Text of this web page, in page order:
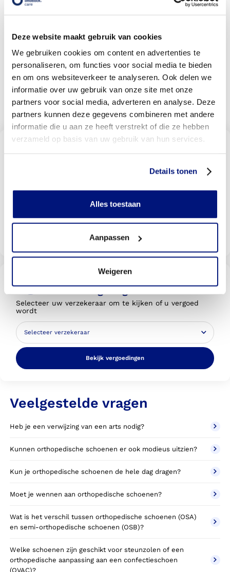
Deze website maakt gebruik van cookies
We gebruiken cookies om content en advertenties te
personaliseren, om functies voor social media te bieden
en om ons websiteverkeer te analyseren. Ook delen we
informatie over uw gebruik van onze site met onze
partners voor social media, adverteren en analyse. Deze
partners kunnen deze gegevens combineren met andere
informatie die u aan ze heeft verstrekt of die ze hebben
verzameld op basis van uw gebruik van hun services.
Details tonen
Alles toestaan
Aanpassen
Weigeren
Uw voeten vormen de basis voor onze
orthopedische schoenen: Livit Ottobock Care
gemaakt, met de vorm en functionaliteit die nodig is
keuze in de leersoort en kleur van uw
orthopedische schoenen.
8.9
69beoordelingen
Bekijk alle reviews
Vind een Livit orthopedische
schoenen locatie bij u in de
Met meer dan 140 locaties vindt u altijd een locatie bij
Livit vestiging zoeken
verzekering vergoed?
Selecteer uw verzekeraar om te kijken of u vergoed
wordt
Bekijk vergoedingen
Veelgestelde vragen
Heb je een verwijzing van een arts nodig?
Kunnen orthopedische schoenen er ook modieus uitzien?
Kun je orthopedische schoenen de hele dag dragen?
Moet je wennen aan orthopedische schoenen?
Wat is het verschil tussen orthopedische schoenen (OSA)
en semi-orthopedische schoenen (OSB)?
Welke schoenen zijn geschikt voor steunzolen of een
orthopedische aanpassing aan een confectieschoen
(OVAC)?